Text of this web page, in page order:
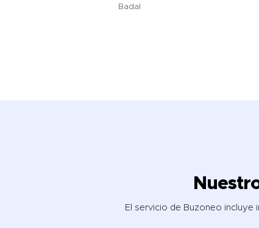
Badal
El servicio de Buzoneo incluye